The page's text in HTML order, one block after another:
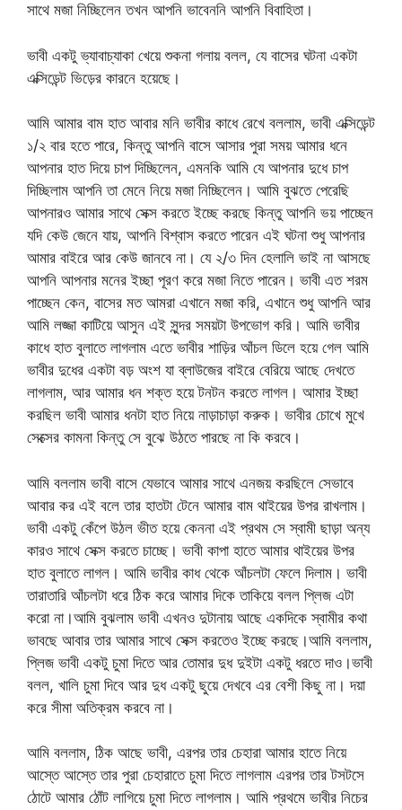
সাথে মজা নিচ্ছিলেন তখন আপনি ভাবেননি আপনি বিবাহিতা।
ভাবী একটু ভ্যাবাচ্যাকা খেয়ে শুকনা গলায় বলল, যে বাসের ঘটনা একটা
এক্সিডেন্ট ভিড়ের কারনে হয়েছে।
আমি আমার বাম হাত আবার মনি ভাবীর কাধে রেখে বললাম, ভাবী এক্সিডেন্ট
১/২ বার হতে পারে, কিন্তু আপনি বাসে আসার পুরা সময় আমার ধনে
আপনার হাত দিয়ে চাপ দিচ্ছিলেন, এমনকি আমি যে আপনার দুধে চাপ
দিচ্ছিলাম আপনি তা মেনে নিয়ে মজা নিচ্ছিলেন। আমি বুঝতে পেরেছি
আপনারও আমার সাথে সেক্স করতে ইচ্ছে করছে কিন্তু আপনি ভয় পাচ্ছেন
যদি কেউ জেনে যায়, আপনি বিশ্বাস করতে পারেন এই ঘটনা শুধু আপনার
আমার বাইরে আর কেউ জানবে না। যে ২/৩ দিন হেলালি ভাই না আসছে
আপনি আপনার মনের ইচ্ছা পূরণ করে মজা নিতে পারেন। ভাবী এত শরম
পাচ্ছেন কেন, বাসের মত আমরা এখানে মজা করি, এখানে শুধু আপনি আর
আমি লজ্জা কাটিয়ে আসুন এই সুন্দর সময়টা উপভোগ করি। আমি ভাবীর
কাধে হাত বুলাতে লাগলাম এতে ভাবীর শাড়ির আঁচল ডিলে হয়ে গেল আমি
ভাবীর দুধের একটা বড় অংশ যা ব্লাউজের বাইরে বেরিয়ে আছে দেখতে
লাগলাম, আর আমার ধন শক্ত হয়ে টনটন করতে লাগল। আমার ইচ্ছা
করছিল ভাবী আমার ধনটা হাত নিয়ে নাড়াচাড়া করুক। ভাবীর চোখে মুখে
সেক্সের কামনা কিন্তু সে বুঝে উঠতে পারছে না কি করবে।
আমি বললাম ভাবী বাসে যেভাবে আমার সাথে এনজয় করছিলে সেভাবে
আবার কর এই বলে তার হাতটা টেনে আমার বাম থাইয়ের উপর রাখলাম।
ভাবী একটু কেঁপে উঠল ভীত হয়ে কেননা এই প্রথম সে স্বামী ছাড়া অন্য
কারও সাথে সেক্স করতে চাচ্ছে। ভাবী কাপা হাতে আমার থাইয়ের উপর
হাত বুলাতে লাগল। আমি ভাবীর কাধ থেকে আঁচলটা ফেলে দিলাম। ভাবী
তারাতারি আঁচলটা ধরে ঠিক করে আমার দিকে তাকিয়ে বলল প্লিজ এটা
করো না।আমি বুঝলাম ভাবী এখনও দুটানায় আছে একদিকে স্বামীর কথা
ভাবছে আবার তার আমার সাথে সেক্স করতেও ইচ্ছে করছে।আমি বললাম,
প্লিজ ভাবী একটু চুমা দিতে আর তোমার দুধ দুইটা একটু ধরতে দাও।ভাবী
বলল, খালি চুমা দিবে আর দুধ একটু ছুয়ে দেখবে এর বেশী কিছু না। দয়া
করে সীমা অতিক্রম করবে না।
আমি বললাম, ঠিক আছে ভাবী, এরপর তার চেহারা আমার হাতে নিয়ে
আস্তে আস্তে তার পুরা চেহারাতে চুমা দিতে লাগলাম এরপর তার টসটসে
ঠোটে আমার ঠোঁট লাগিয়ে চুমা দিতে লাগলাম। আমি প্রথমে ভাবীর নিচের